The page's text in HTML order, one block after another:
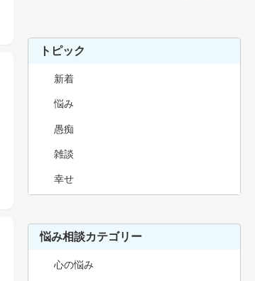
トピック
新着
悩み
愚痴
雑談
幸せ
悩み相談カテゴリー
心の悩み